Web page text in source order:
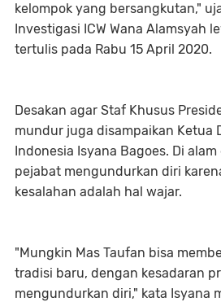
kelompok yang bersangkutan,"
Investigasi ICW Wana Alamsyah
tertulis pada Rabu 15 April 2020.
Desakan agar Staf Khusus
mundur juga disampaikan Ketua
Indonesia Isyana Bagoes. Di
pejabat mengundurkan diri
kesalahan adalah hal wajar.
"Mungkin Mas Taufan bisa
tradisi baru, dengan kesadaran
mengundurkan diri," kata Isyana